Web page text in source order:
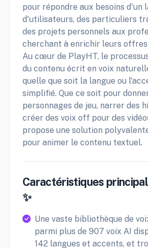
pour répondre aux besoins d'un
d'utilisateurs, des particuliers
des projets personnels aux
cherchant à enrichir leurs
Au cœur de PlayHT, le
du contenu écrit en voix
quelle que soit la langue ou
simplifié. Que ce soit pour
personnages de jeu, narrer des
créer des voix off pour des
propose une solution
pour animer le contenu textuel.
Caractéristiques
✨
Une vaste bibliothèque de
parmi plus de 907 voix AI
142 langues et accents, et